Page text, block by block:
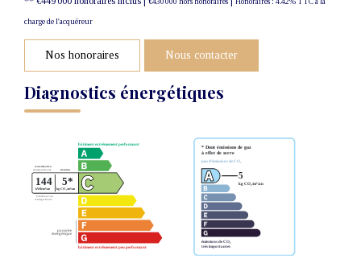
charge de l'acquéreur
Nos honoraires Nous contacter
Diagnostics énergétiques